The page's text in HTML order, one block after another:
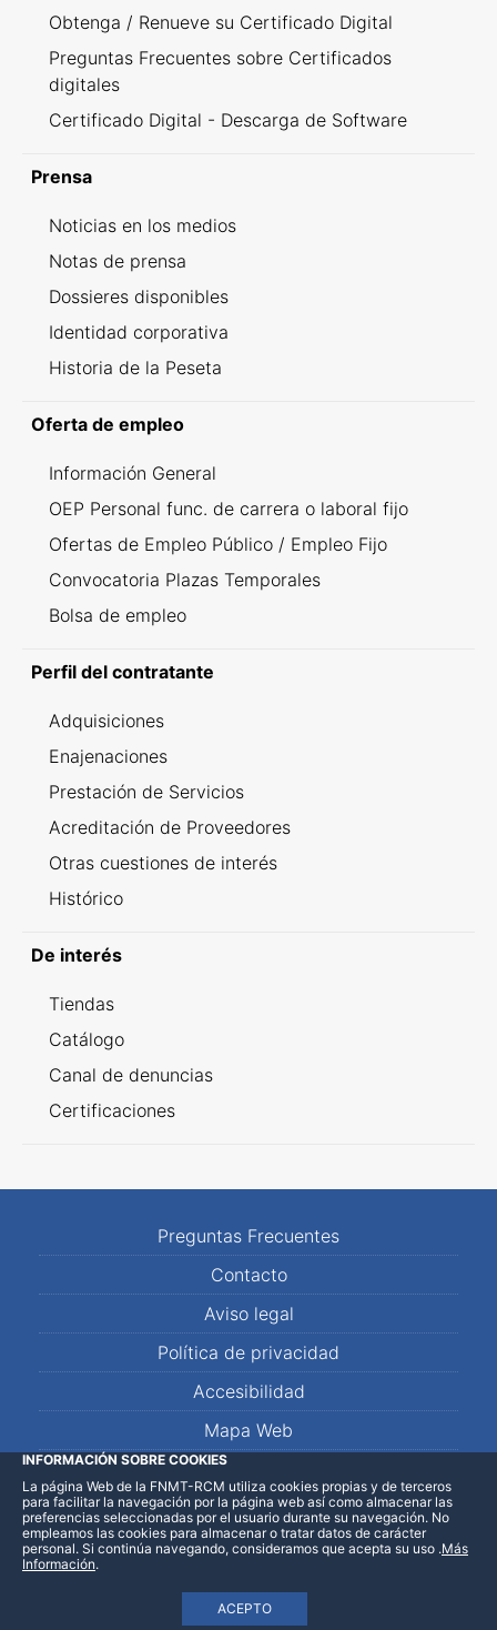
Obtenga / Renueve su Certificado Digital
Preguntas Frecuentes sobre Certificados
digitales
Certificado Digital - Descarga de Software
Prensa
Noticias en los medios
Notas de prensa
Dossieres disponibles
Identidad corporativa
Historia de la Peseta
Oferta de empleo
Información General
OEP Personal func. de carrera o laboral fijo
Ofertas de Empleo Público / Empleo Fijo
Convocatoria Plazas Temporales
Bolsa de empleo
Perfil del contratante
Adquisiciones
Enajenaciones
Prestación de Servicios
Acreditación de Proveedores
Otras cuestiones de interés
Histórico
De interés
Tiendas
Catálogo
Canal de denuncias
Certificaciones
Preguntas Frecuentes
Contacto
Aviso legal
Política de privacidad
Accesibilidad
Mapa Web
LinkedInFacebookWhatsApp
INFORMACIÓN SOBRE COOKIES
La página Web de la FNMT-RCM utiliza cookies propias y de terceros
para facilitar la navegación por la página web así como almacenar las
preferencias seleccionadas por el usuario durante su navegación. No
empleamos las cookies para almacenar o tratar datos de carácter
personal. Si continúa navegando, consideramos que acepta su uso
ACEPTO
.Más
Información.